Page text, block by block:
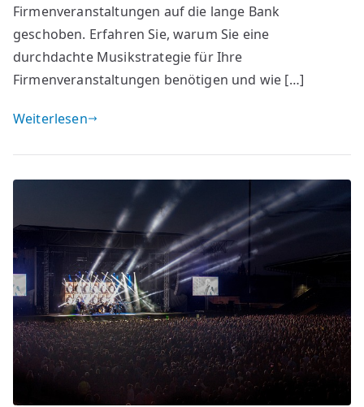
Firmenveranstaltungen auf die lange Bank
geschoben. Erfahren Sie, warum Sie eine
durchdachte Musikstrategie für Ihre
Firmenveranstaltungen benötigen und wie […]
Weiterlesen